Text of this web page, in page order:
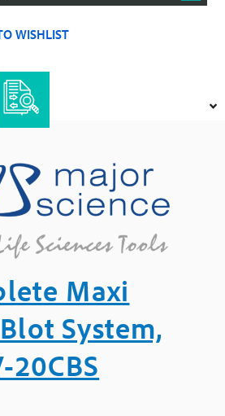
WISHLIST
Maxi
System,
20CBS